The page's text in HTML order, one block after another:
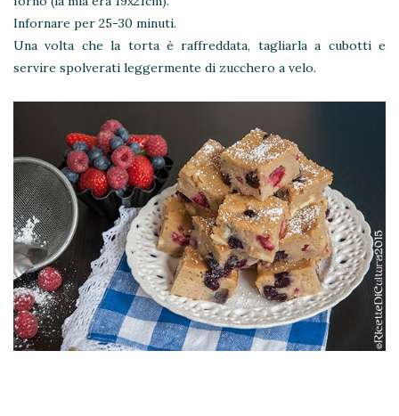
Infornare per 25-30 minuti.
Una volta che la torta è raffreddata, tagliarla a cubotti e
servire spolverati leggermente di zucchero a velo.